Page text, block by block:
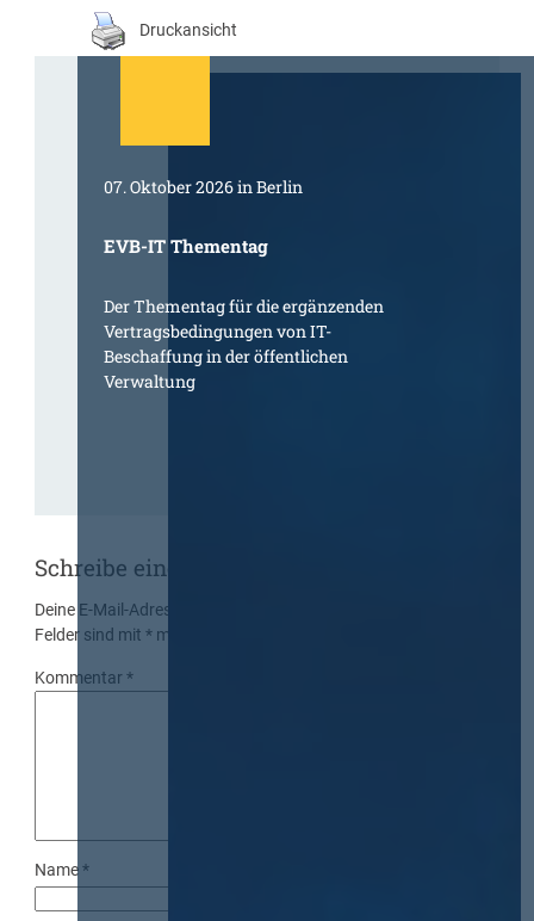
Druckansicht
07. Oktober 2026 in Berlin
EVB-IT Thementag
Der Thementag für die ergänzenden
Vertragsbedingungen von IT-
Beschaffung in der öffentlichen
Verwaltung
Schreibe einen Kommentar
Deine E-Mail-Adresse wird nicht veröffentlicht.
Felder sind mit* markiert
Kommentar*
Name*